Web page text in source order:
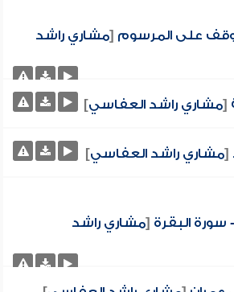
على المرسوم [مشاري راشد
[مشاري راشد العفاسي]
[مشاري راشد العفاسي]
البقرة [مشاري راشد